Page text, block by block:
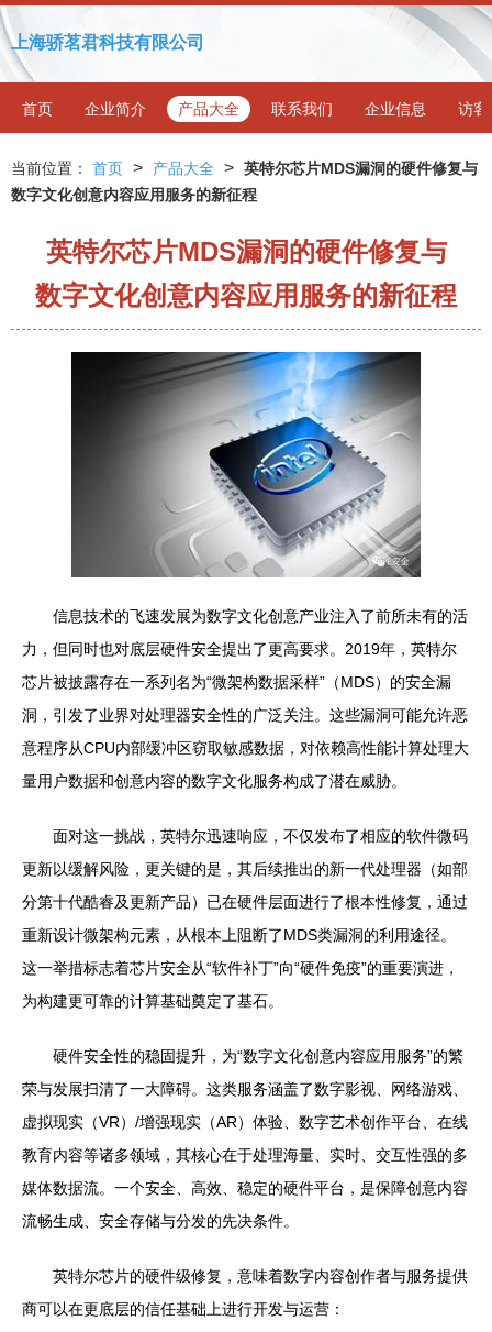
上海骄茗君科技有限公司
首页 企业简介 产品大全 联系我们 企业信息 访客
当前位置： 首页 > 产品大全 > 英特尔芯片MDS漏洞的硬件修复与
数字文化创意内容应用服务的新征程
英特尔芯片MDS漏洞的硬件修复与
数字文化创意内容应用服务的新征程
信息技术的飞速发展为数字文化创意产业注入了前所未有的活
力，但同时也对底层硬件安全提出了更高要求。2019年，英特尔
芯片被披露存在一系列名为“微架构数据采样”（MDS）的安全漏
洞，引发了业界对处理器安全性的广泛关注。这些漏洞可能允许恶
意程序从CPU内部缓冲区窃取敏感数据，对依赖高性能计算处理大
量用户数据和创意内容的数字文化服务构成了潜在威胁。
面对这一挑战，英特尔迅速响应，不仅发布了相应的软件微码
更新以缓解风险，更关键的是，其后续推出的新一代处理器（如部
分第十代酷睿及更新产品）已在硬件层面进行了根本性修复，通过
重新设计微架构元素，从根本上阻断了MDS类漏洞的利用途径。
这一举措标志着芯片安全从“软件补丁”向“硬件免疫”的重要演进，
为构建更可靠的计算基础奠定了基石。
硬件安全性的稳固提升，为“数字文化创意内容应用服务”的繁
荣与发展扫清了一大障碍。这类服务涵盖了数字影视、网络游戏、
虚拟现实（VR）/增强现实（AR）体验、数字艺术创作平台、在线
教育内容等诸多领域，其核心在于处理海量、实时、交互性强的多
媒体数据流。一个安全、高效、稳定的硬件平台，是保障创意内容
流畅生成、安全存储与分发的先决条件。
英特尔芯片的硬件级修复，意味着数字内容创作者与服务提供
商可以在更底层的信任基础上进行开发与运营：